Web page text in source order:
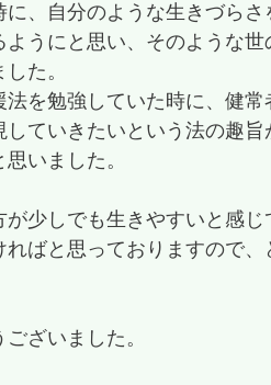
、自分のような生きづらさ
うにと思い、そのような世
た。
を勉強していた時に、健常
ていきたいという法の趣旨
いました。
少しでも生きやすいと感じ
ばと思っておりますので、
ざいました。